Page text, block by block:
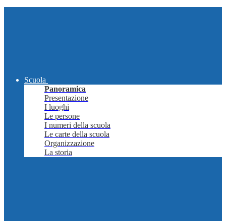
Scuola
Panoramica
Presentazione
I luoghi
Le persone
I numeri della scuola
Le carte della scuola
Organizzazione
La storia